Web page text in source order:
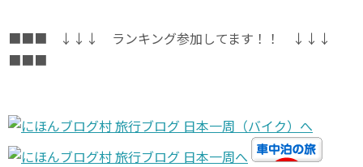
■■■ ↓↓↓ ランキング参加してます！！ ↓↓↓
■■■